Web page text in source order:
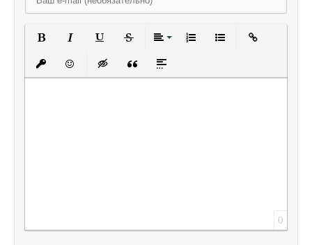
Вставить защищенную ссылку
Вставить смайлик
Вставка скрытого текста
Вставка цитаты
Вставка спойлера
0